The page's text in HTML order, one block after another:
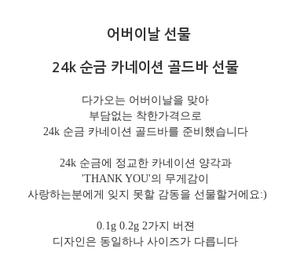
어버이날 선물
24k 순금 카네이션 골드바 선물
다가오는 어버이날을 맞아
부담없는 착한가격으로
24k 순금 카네이션 골드바를 준비했습니다
24k 순금에 정교한 카네이션 양각과
'THANK YOU'의 무게감이
사랑하는분에게 잊지 못할 감동을 선물할거에요:)
0.1g 0.2g 2가지 버젼
디자인은 동일하나 사이즈가 다릅니다